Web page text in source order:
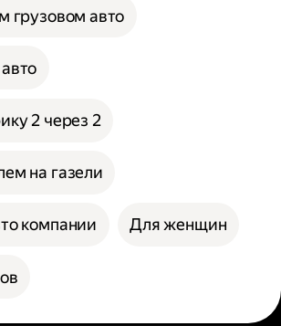
грузовом авто
2 через 2
на газели
компании Для женщин